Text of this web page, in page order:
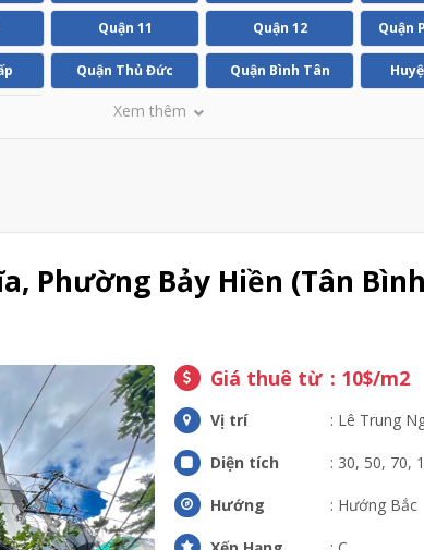
Quận 11 Quận 12 Quận
Quận Thủ Đức Quận Bình Tân
Xem thêm
Phường Bảy Hiền (Tân
Giá thuê từ : 10$/m2
Vị trí : Lê Trung
Diện tích : 30, 50, 70,
Hướng : Hướng Bắc